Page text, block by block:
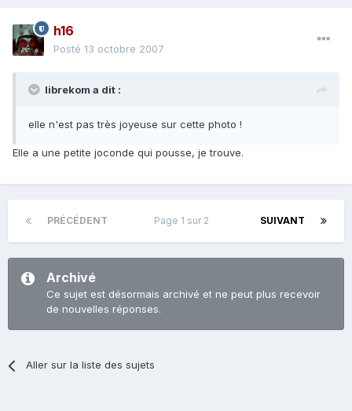
h16
Posté 13 octobre 2007
librekom a dit :
elle n'est pas très joyeuse sur cette photo !
Elle a une petite joconde qui pousse, je trouve.
PRÉCÉDENT SUIVANT
Page 1 sur 2
Archivé
Ce sujet est désormais archivé et ne peut plus recevoir
de nouvelles réponses.
Aller sur la liste des sujets